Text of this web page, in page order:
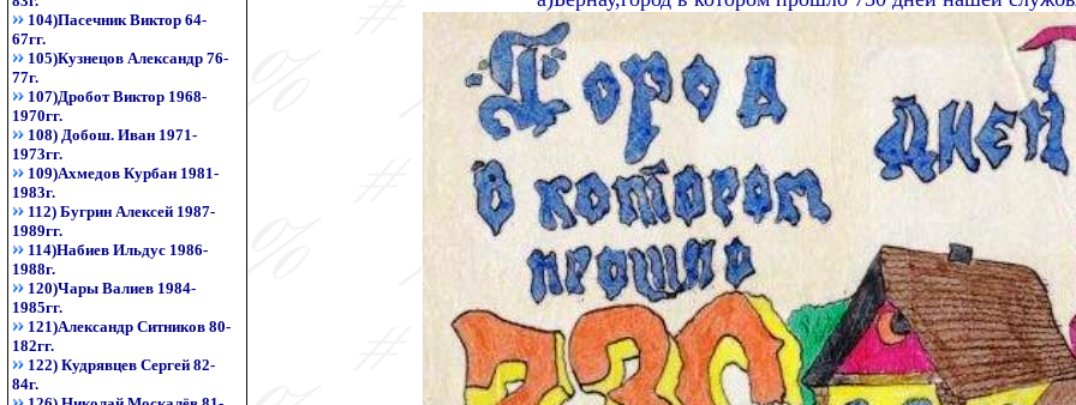
104)Пасечник Виктор 64-
67гг.
105)Кузнецов Александр 76-
77г.
107)Дробот Виктор 1968-
1970гг.
108) Добош. Иван 1971-
1973гг.
109)Ахмедов Курбан 1981-
1983г.
112) Бугрин Алексей 1987-
1989гг.
114)Набиев Ильдус 1986-
1988г.
120)Чары Валиев 1984-
1985гг.
121)Александр Ситников 80-
182гг.
122) Кудрявцев Сергей 82-
84г.